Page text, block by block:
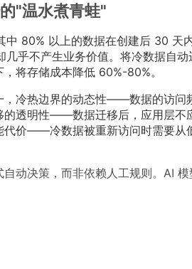
"温水煮青蛙"
80% 以上的数据在创建后 30 天
乎不产生业务价值。将冷数据自
将存储成本降低 60%-80%。
冷热边界的动态性——数据的访问
透明性——数据迁移后，应用层不
价——冷数据被重新访问时需要从
动决策，而非依赖人工规则。AI